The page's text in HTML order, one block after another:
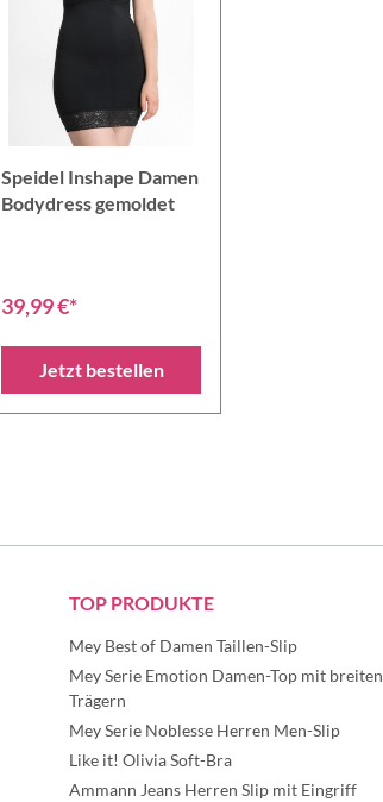
Speidel Inshape Damen
Bodydress gemoldet
39,99 €*
Jetzt bestellen
TOP PRODUKTE
Mey Best of Damen Taillen-Slip
Mey Serie Emotion Damen-Top mit breiten
Trägern
Mey Serie Noblesse Herren Men-Slip
Like it! Olivia Soft-Bra
Ammann Jeans Herren Slip mit Eingriff